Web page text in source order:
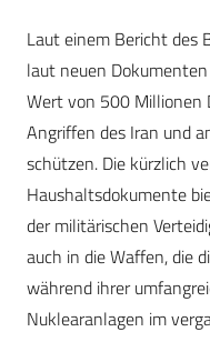
Laut einem Bericht des
laut neuen
Wert von 500 Millionen
Angriffen des Iran und
schützen. Die kürzlich
Haushaltsdokumente
der militärischen
auch in die Waffen, die
während ihrer
Nuklearanlagen im